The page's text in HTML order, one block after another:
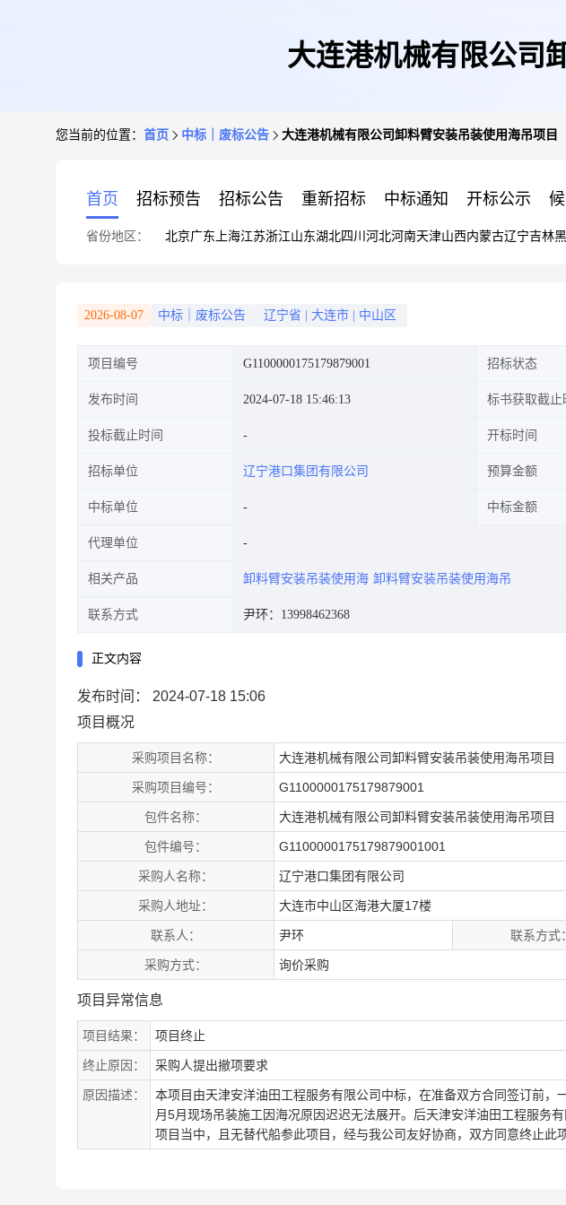
大连港机械有限公司
您当前的位置： 首页 中标｜废标公告 大连港机械有限公司卸料臂安装吊装使用海吊项目
首页 招标预告 招标公告 重新招标 中标通知 开标公示
省份地区： 北京广东 上海江苏浙江山东湖北四川 河北河南天津山西内蒙古辽宁吉林
2026-08-07 中标｜废标公告 辽宁省 大连市 中山区
项目编号 G1100000175179879001 招标状态
发布时间 2024-07-18 15:46:13 标书获取截止
投标截止时间 开标时间
招标单位 辽宁港口集团有限公司 预算金额
中标单位 中标金额
代理单位
相关产品 卸料臂安装吊装使用海 卸料臂安装吊装使用海吊
联系方式 尹环：13998462368
正文内容
发布时间： 2024-07-18 15:06
项目概况
采购项目名称： 大连港机械有限公司卸料臂安装吊装使用海吊项目
采购项目编号： G1100000175179879001
包件名称： 大连港机械有限公司卸料臂安装吊装使用海吊项目
包件编号： G1100000175179879001001
采购人名称： 辽宁港口集团有限公司
采购人地址： 大连市中山区海港大厦17楼
联系人： 尹环 联系方式：
采购方式： 询价采购
项目异常信息
项目结果： 项目终止
终止原因： 采购人提出撤项要求
原因描述：
本项目由天津安洋油田工程服务有限公司中标，在准备双方合同签订前
月5月现场吊装施工因海况原因迟迟无法展开。后天津安洋油田工程服务
项目当中，且无替代船参此项目，经与我公司友好协商，双方同意终止此项